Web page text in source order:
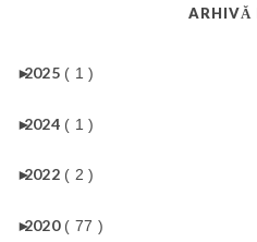
ARHIVĂ
►
2025 ( 1 )
►
2024 ( 1 )
►
2022 ( 2 )
►
2020 ( 77 )